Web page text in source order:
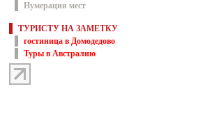
Нумерация мест
ТУРИСТУ НА ЗАМЕТКУ
гостиница в Домодедово
Туры в Австралию